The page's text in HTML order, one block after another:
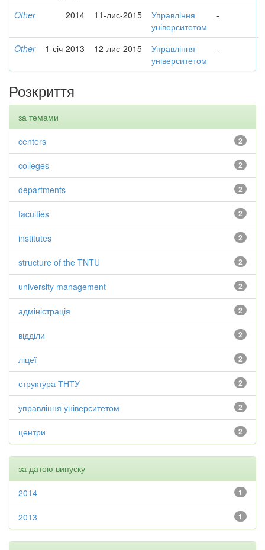
Other 2014 11-лис-2015
Управління
університетом
-
Other 1-січ-2013 12-лис-2015
Управління
університетом
-
Розкриття
за темами
2
centers
2
colleges
2
departments
2
faculties
2
institutes
2
structure of the TNTU
2
university management
2
адміністрація
2
відділи
2
ліцеї
2
структура ТНТУ
2
управління університетом
2
центри
за датою випуску
1
2014
1
2013